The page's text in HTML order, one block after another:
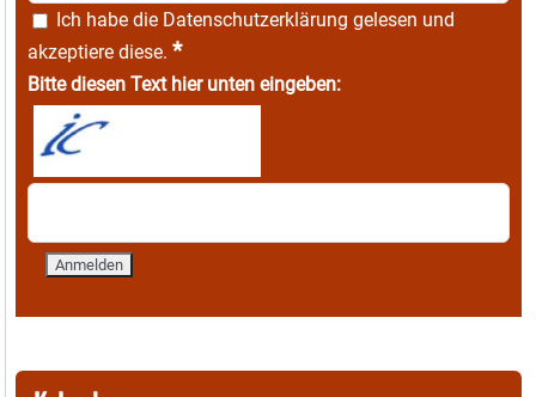
Ich habe die Datenschutzerklärung gelesen und
akzeptiere diese. *
Bitte diesen Text hier unten eingeben: